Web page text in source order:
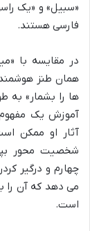
«سبیل» و «یک
فارسی هستند.
در مقایسه با
همان طنز
ها را بشمار» به
آموزش یک مفهوم
آثار او ممکن
شخصیت محور
چهارم و درگیر
می دهد که آن را
است.